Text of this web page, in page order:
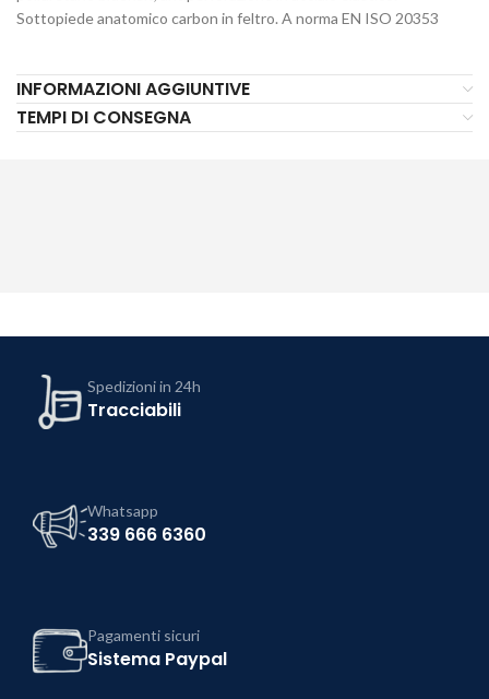
Sottopiede anatomico carbon in feltro. A norma EN ISO 20353
INFORMAZIONI AGGIUNTIVE
TEMPI DI CONSEGNA
Spedizioni in 24h
Tracciabili
Whatsapp
339 666 6360
Pagamenti sicuri
Sistema Paypal